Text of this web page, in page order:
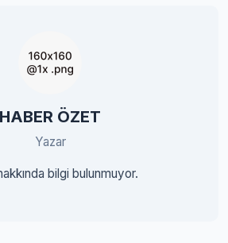
HABER ÖZET
Yazar
bilgi bulunmuyor.